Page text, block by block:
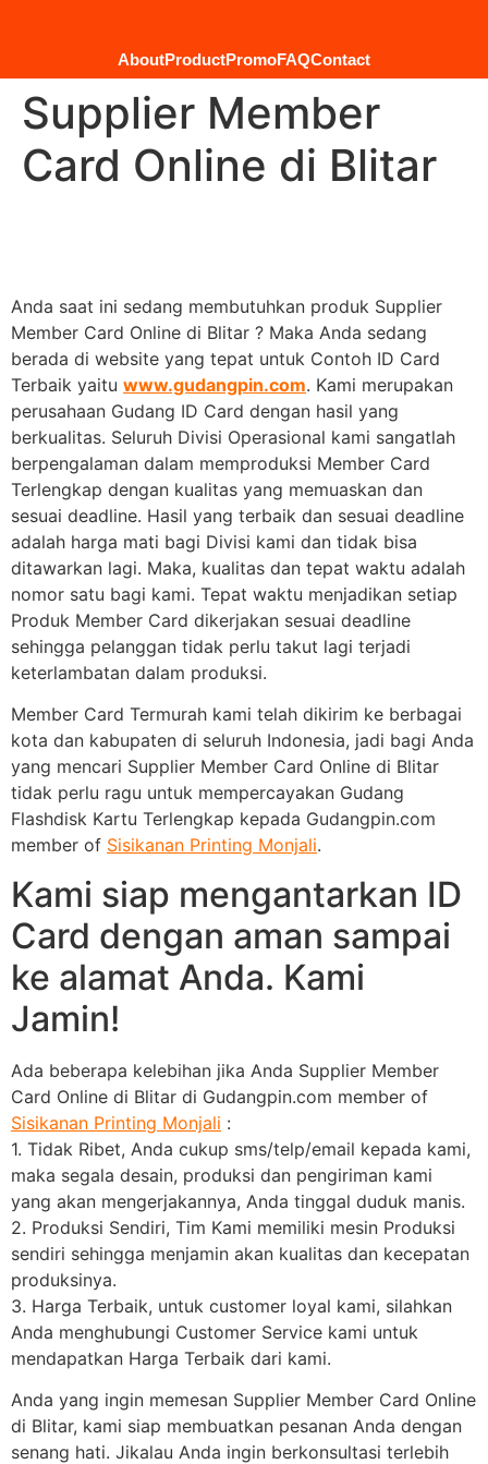
AboutProductPromoFAQContact
Supplier Member
Card Online di Blitar
Anda saat ini sedang membutuhkan produk Supplier
Member Card Online di Blitar ? Maka Anda sedang
berada di website yang tepat untuk Contoh ID Card
Terbaik yaitu www.gudangpin.com. Kami merupakan
perusahaan Gudang ID Card dengan hasil yang
berkualitas. Seluruh Divisi Operasional kami sangatlah
berpengalaman dalam memproduksi Member Card
Terlengkap dengan kualitas yang memuaskan dan
sesuai deadline. Hasil yang terbaik dan sesuai deadline
adalah harga mati bagi Divisi kami dan tidak bisa
ditawarkan lagi. Maka, kualitas dan tepat waktu adalah
nomor satu bagi kami. Tepat waktu menjadikan setiap
Produk Member Card dikerjakan sesuai deadline
sehingga pelanggan tidak perlu takut lagi terjadi
keterlambatan dalam produksi.
Member Card Termurah kami telah dikirim ke berbagai
kota dan kabupaten di seluruh Indonesia, jadi bagi Anda
yang mencari Supplier Member Card Online di Blitar
tidak perlu ragu untuk mempercayakan Gudang
Flashdisk Kartu Terlengkap kepada Gudangpin.com
member of Sisikanan Printing Monjali.
Kami siap mengantarkan ID
Card dengan aman sampai
ke alamat Anda. Kami
Jamin!
Ada beberapa kelebihan jika Anda Supplier Member
Card Online di Blitar di Gudangpin.com member of
Sisikanan Printing Monjali :
1. Tidak Ribet, Anda cukup sms/telp/email kepada kami,
maka segala desain, produksi dan pengiriman kami
yang akan mengerjakannya, Anda tinggal duduk manis.
2. Produksi Sendiri, Tim Kami memiliki mesin Produksi
sendiri sehingga menjamin akan kualitas dan kecepatan
produksinya.
3. Harga Terbaik, untuk customer loyal kami, silahkan
Anda menghubungi Customer Service kami untuk
mendapatkan Harga Terbaik dari kami.
Anda yang ingin memesan Supplier Member Card Online
di Blitar, kami siap membuatkan pesanan Anda dengan
senang hati. Jikalau Anda ingin berkonsultasi terlebih